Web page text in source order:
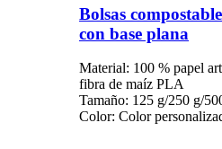
Bolsas
con base plana
Material: 100 % papel
fibra de maíz PLA
Tamaño: 125 g/250 g/
Color: Color